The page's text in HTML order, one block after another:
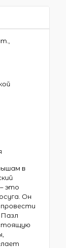
в
это
Он
провести